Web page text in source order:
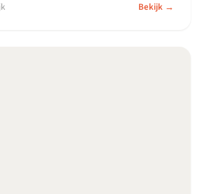
Bekijk →